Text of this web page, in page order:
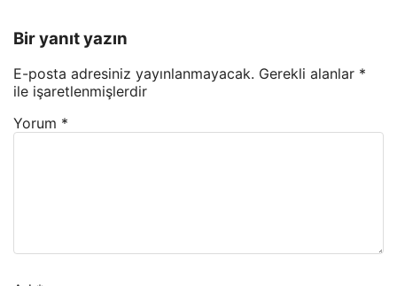
Bir yanıt yazın
E-posta adresiniz yayınlanmayacak. Gerekli alanlar *
ile işaretlenmişlerdir
Yorum *